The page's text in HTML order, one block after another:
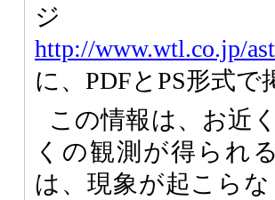
ジ
http://www.wtl.co.jp/
に、PDFとPS形式
この情報は、お近
くの観測が得られ
は、現象が起こら